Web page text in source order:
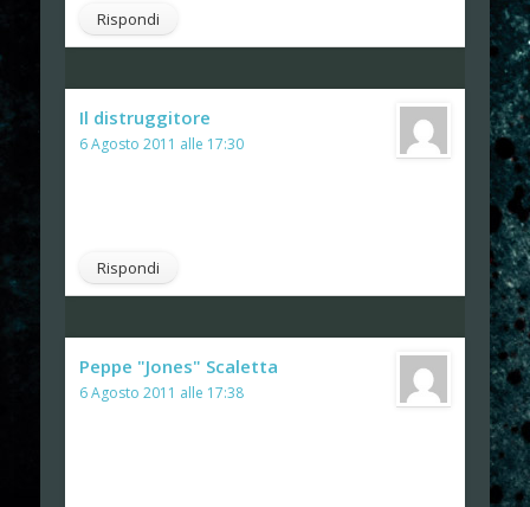
Rispondi
Il distruggitore
6 Agosto 2011 alle 17:30
Rispondi
Peppe "Jones" Scaletta
6 Agosto 2011 alle 17:38